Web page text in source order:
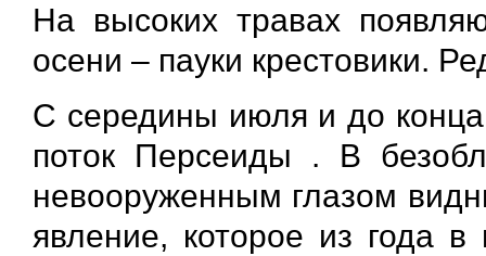
На высоких травах
осени – пауки крестовики.
С середины июля и до
поток Персеиды . В
невооруженным глазом
явление, которое из года